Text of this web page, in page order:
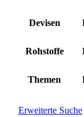
Devisen
Rohstoffe
Themen
Erweiterte Suche